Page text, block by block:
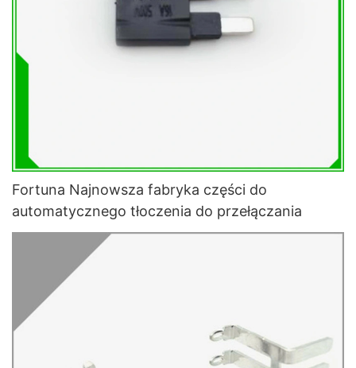
Fortuna Najnowsza fabryka części do
automatycznego tłoczenia do przełączania